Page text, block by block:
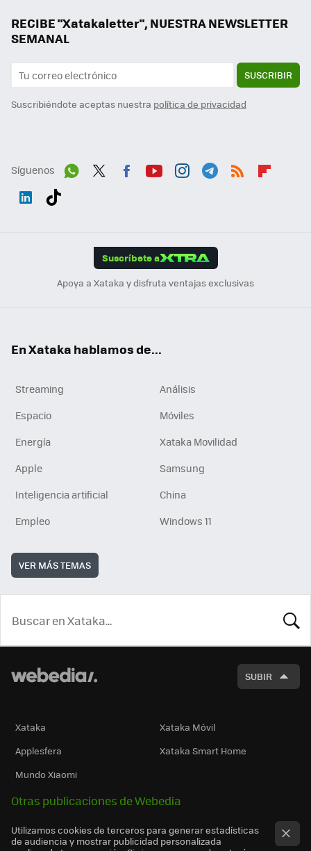
RECIBE "Xatakaletter", NUESTRA NEWSLETTER
SEMANAL
SUSCRIBIR
Suscribiéndote aceptas nuestra política de privacidad
Síguenos
Suscríbete a
Apoya a Xataka y disfruta ventajas exclusivas
En Xataka hablamos de...
Streaming
Análisis
Espacio
Móviles
Energía
Xataka Movilidad
Apple
Samsung
Inteligencia artificial
China
Empleo
Windows 11
VER MÁS TEMAS
SUBIR
Xataka
Xataka Móvil
Applesfera
Xataka Smart Home
Mundo Xiaomi
Otras publicaciones de Webedia
Utilizamos cookies de terceros para generar estadísticas
de audiencia y mostrar publicidad personalizada